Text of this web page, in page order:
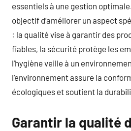
essentiels à une gestion
objectif d’améliorer un aspect
: la qualité vise à garantir des
fiables, la sécurité protège les
l’hygiène veille à un
l’environnement assure la
écologiques et soutient la
Garantir la qualité